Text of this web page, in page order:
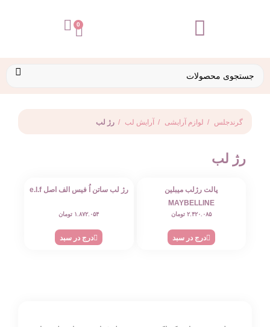
0
گرندجلس لوازم آرایشی آرایش لب رژ لب
رژ لب
پالت رژلب میبلین
MAYBELLINE
۲.۴۲۰.۰۸۵ تومان
درج در سبد
رژ لب ساتن اُ فیس الف اصل e.l.f
۱.۸۷۲.۰۵۴ تومان
درج در سبد